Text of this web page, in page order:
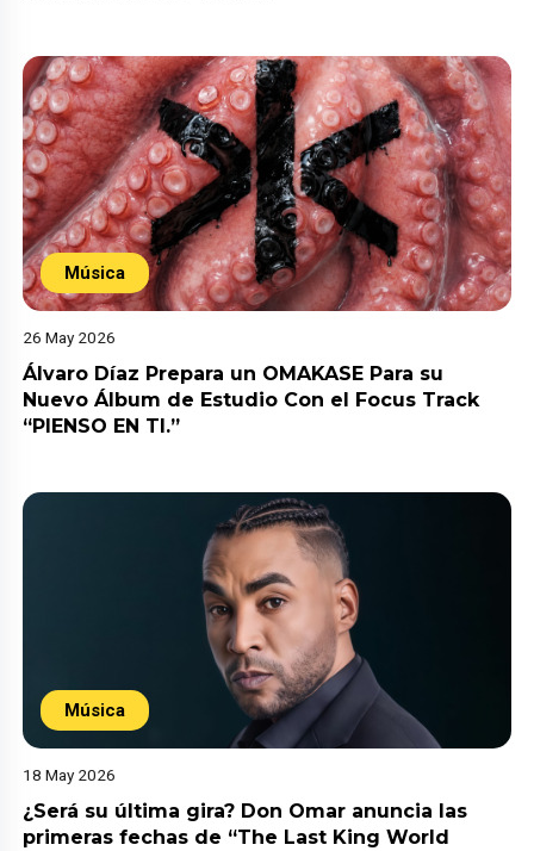
Música
26 May 2026
Álvaro Díaz Prepara un OMAKASE Para su
Nuevo Álbum de Estudio Con el Focus Track
“PIENSO EN TI.”
Música
18 May 2026
¿Será su última gira? Don Omar anuncia las
primeras fechas de “The Last King World